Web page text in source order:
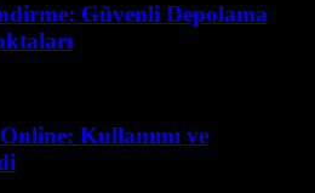
Güvenli Depolama
Kullanımı ve